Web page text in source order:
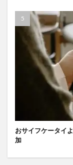
おサイフケータイ
加